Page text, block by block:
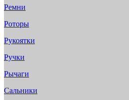
Ремни
Роторы
Рукоятки
Ручки
Рычаги
Сальники